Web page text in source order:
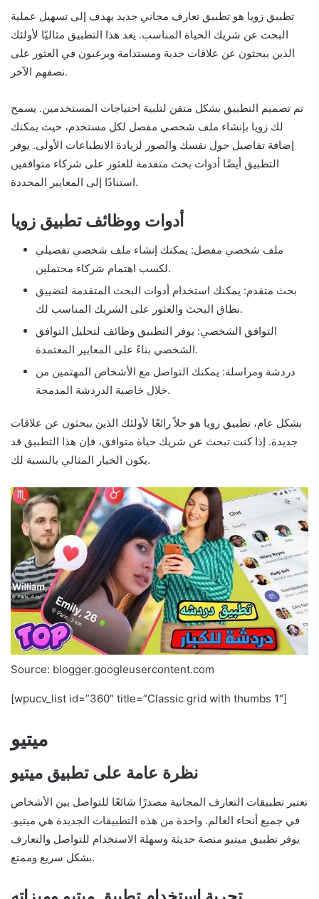
تطبيق زويا هو تطبيق تعارف مجاني جديد يهدف إلى تسهيل عملية
البحث عن شريك الحياة المناسب. يعد هذا التطبيق مثاليًا لأولئك
الذين يبحثون عن علاقات جدية ومستدامة ويرغبون في العثور على
نصفهم الآخر.
تم تصميم التطبيق بشكل متقن لتلبية احتياجات المستخدمين. يسمح
لك زويا بإنشاء ملف شخصي مفصل لكل مستخدم، حيث يمكنك
إضافة تفاصيل حول نفسك والصور لزيادة الانطباعات الأولى. يوفر
التطبيق أيضًا أدوات بحث متقدمة للعثور على شركاء متوافقين
استنادًا إلى المعايير المحددة.
أدوات ووظائف تطبيق زويا
ملف شخصي مفصل: يمكنك إنشاء ملف شخصي تفصيلي
لكسب اهتمام شركاء محتملين.
بحث متقدم: يمكنك استخدام أدوات البحث المتقدمة لتضييق
نطاق البحث والعثور على الشريك المناسب لك.
التوافق الشخصي: يوفر التطبيق وظائف لتحليل التوافق
الشخصي بناءً على المعايير المعتمدة.
دردشة ومراسلة: يمكنك التواصل مع الأشخاص المهتمين من
خلال خاصية الدردشة المدمجة.
بشكل عام، تطبيق زويا هو حلاً رائعًا لأولئك الذين يبحثون عن علاقات
جديدة. إذا كنت تبحث عن شريك حياة متوافق، فإن هذا التطبيق قد
يكون الخيار المثالي بالنسبة لك.
Source: blogger.googleusercontent.com
[wpucv_list id=”360″ title=”Classic grid with thumbs 1″]
ميتيو
نظرة عامة على تطبيق ميتيو
تعتبر تطبيقات التعارف المجانية مصدرًا شائعًا للتواصل بين الأشخاص
في جميع أنحاء العالم. واحدة من هذه التطبيقات الجديدة هي ميتيو.
يوفر تطبيق ميتيو منصة حديثة وسهلة الاستخدام للتواصل والتعارف
بشكل سريع وممتع.